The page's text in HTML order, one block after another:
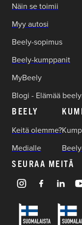
Näin se toimii
Myy autosi
Beely-sopimus
Beely-kumppanit
MyBeely
Blogi - Elämää
BEELY
Keitä olemme?
Medialle
SEURAA MEITÄ